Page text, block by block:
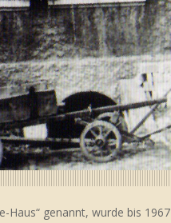
Haus“ genannt, wurde bis